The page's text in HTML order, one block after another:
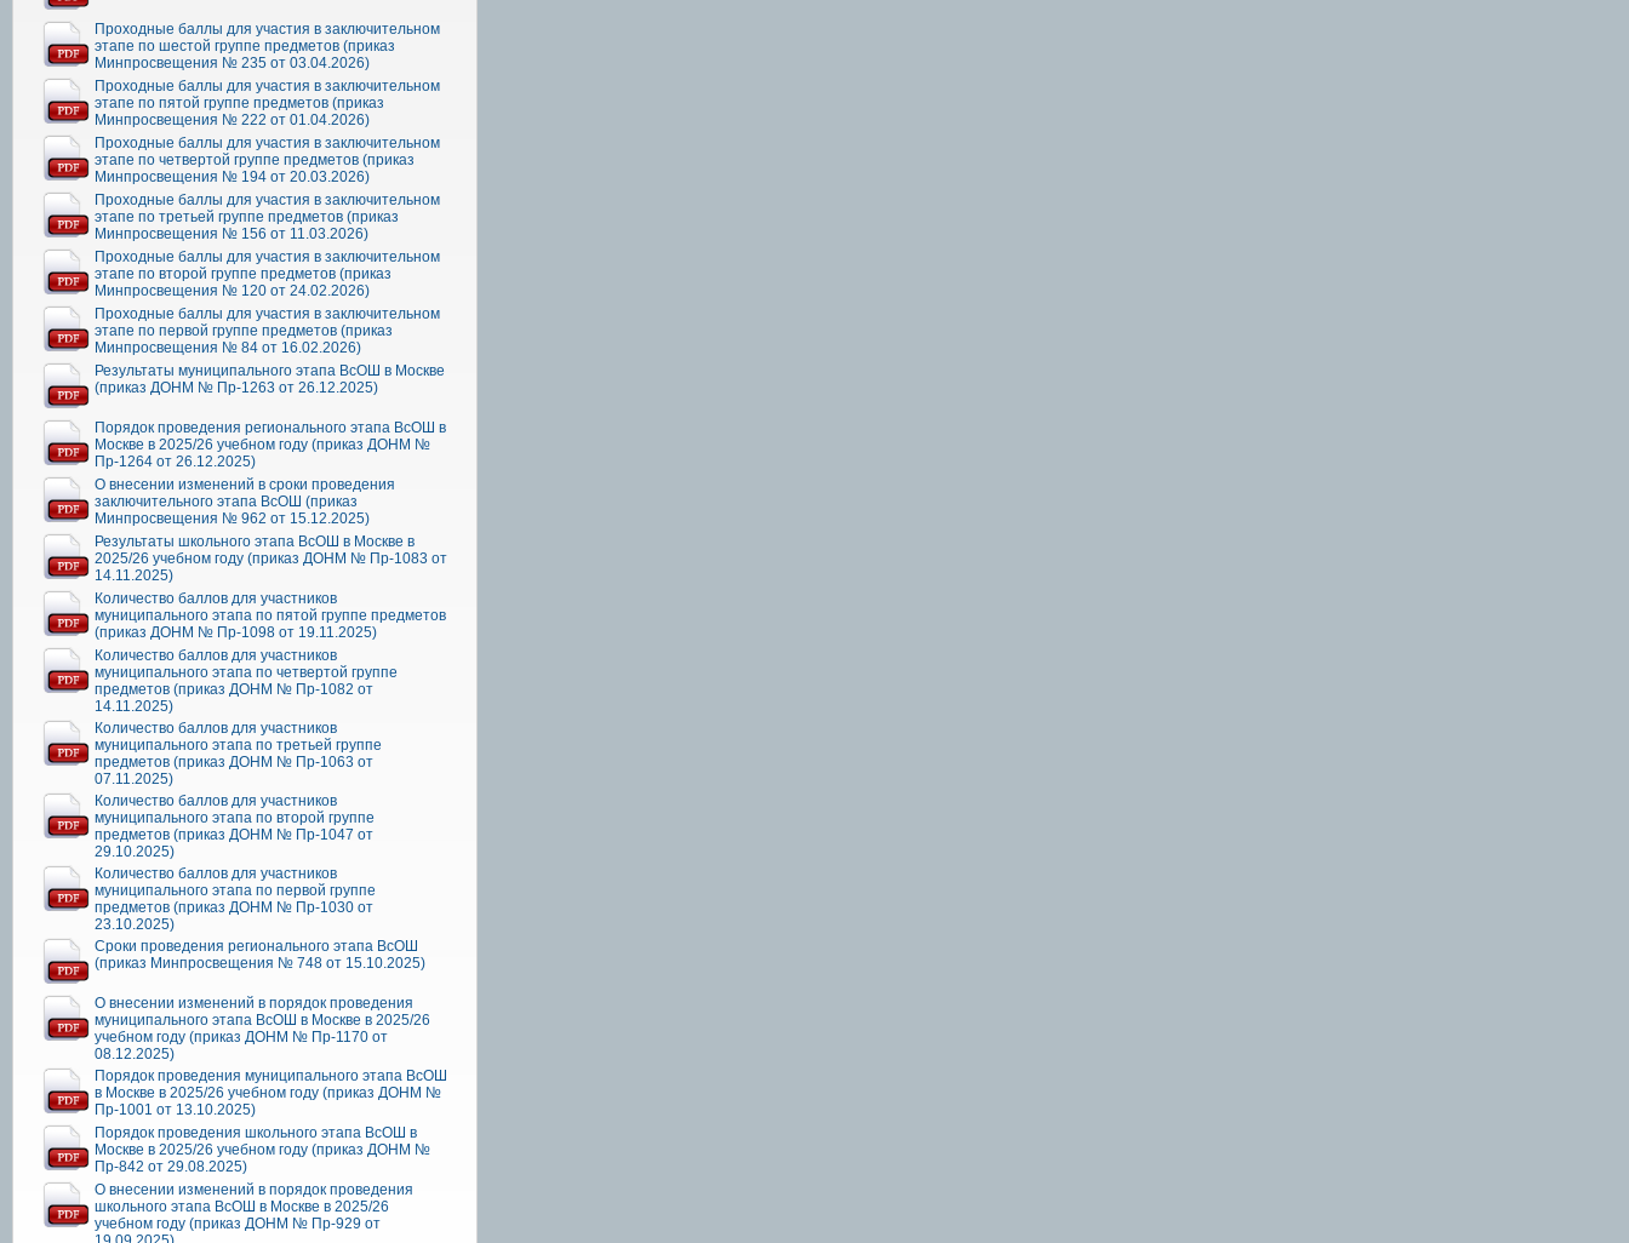
Проходные баллы для участия в заключительном
этапе по шестой группе предметов (приказ
Минпросвещения № 235 от 03.04.2026)
Проходные баллы для участия в заключительном
этапе по пятой группе предметов (приказ
Минпросвещения № 222 от 01.04.2026)
Проходные баллы для участия в заключительном
этапе по четвертой группе предметов (приказ
Минпросвещения № 194 от 20.03.2026)
Проходные баллы для участия в заключительном
этапе по третьей группе предметов (приказ
Минпросвещения № 156 от 11.03.2026)
Проходные баллы для участия в заключительном
этапе по второй группе предметов (приказ
Минпросвещения № 120 от 24.02.2026)
Проходные баллы для участия в заключительном
этапе по первой группе предметов (приказ
Минпросвещения № 84 от 16.02.2026)
Результаты муниципального этапа ВсОШ в Москве
(приказ ДОНМ № Пр-1263 от 26.12.2025)
Порядок проведения регионального этапа ВсОШ в
Москве в 2025/26 учебном году (приказ ДОНМ №
Пр-1264 от 26.12.2025)
О внесении изменений в сроки проведения
заключительного этапа ВсОШ (приказ
Минпросвещения № 962 от 15.12.2025)
Результаты школьного этапа ВсОШ в Москве в
2025/26 учебном году (приказ ДОНМ № Пр-1083 от
14.11.2025)
Количество баллов для участников
муниципального этапа по пятой группе предметов
(приказ ДОНМ № Пр-1098 от 19.11.2025)
Количество баллов для участников
муниципального этапа по четвертой группе
предметов (приказ ДОНМ № Пр-1082 от
14.11.2025)
Количество баллов для участников
муниципального этапа по третьей группе
предметов (приказ ДОНМ № Пр-1063 от
07.11.2025)
Количество баллов для участников
муниципального этапа по второй группе
предметов (приказ ДОНМ № Пр-1047 от
29.10.2025)
Количество баллов для участников
муниципального этапа по первой группе
предметов (приказ ДОНМ № Пр-1030 от
23.10.2025)
Сроки проведения регионального этапа ВсОШ
(приказ Минпросвещения № 748 от 15.10.2025)
О внесении изменений в порядок проведения
муниципального этапа ВсОШ в Москве в 2025/26
учебном году (приказ ДОНМ № Пр-1170 от
08.12.2025)
Порядок проведения муниципального этапа ВсОШ
в Москве в 2025/26 учебном году (приказ ДОНМ №
Пр-1001 от 13.10.2025)
Порядок проведения школьного этапа ВсОШ в
Москве в 2025/26 учебном году (приказ ДОНМ №
Пр-842 от 29.08.2025)
О внесении изменений в порядок проведения
школьного этапа ВсОШ в Москве в 2025/26
учебном году (приказ ДОНМ № Пр-929 от